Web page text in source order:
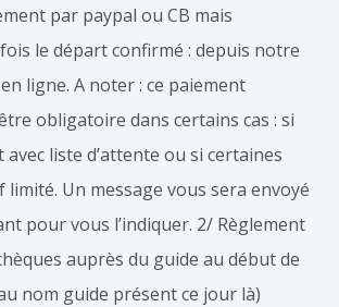
par paypal ou CB mais
le départ confirmé : depuis notre
ligne. A noter : ce paiement
obligatoire dans certains cas : si
liste d’attente ou si certaines
Un message vous sera envoyé
pour vous l’indiquer. 2/ Règlement
auprès du guide au début de
nom guide présent ce jour là)